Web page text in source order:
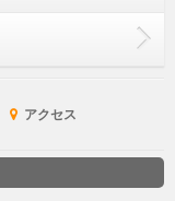
アクセス